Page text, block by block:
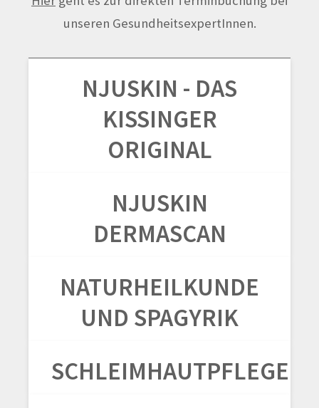
unseren GesundheitsexpertInnen.
NJUSKIN - DAS
KISSINGER
ORIGINAL
NJUSKIN
DERMASCAN
NATURHEILKUNDE
UND SPAGYRIK
SCHLEIMHAUTPFLEGE